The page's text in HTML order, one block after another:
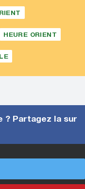
HEURE ORIENT
? Partagez la sur